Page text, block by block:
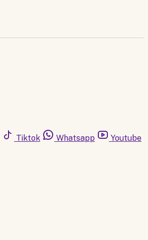
Tiktok Whatsapp Youtube